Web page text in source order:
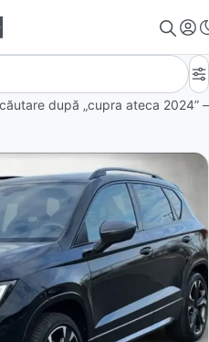
după „cupra ateca 2024” –